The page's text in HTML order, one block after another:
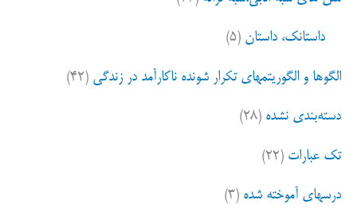
داستانک، داستان (۵)
الگوها و الگوریتمهای تکرار شونده ناکارآمد در زندگی (۴۲)
دسته‌بندی نشده (۲۸)
تک عبارات (۲۲)
درسهای آموخته شده (۳)